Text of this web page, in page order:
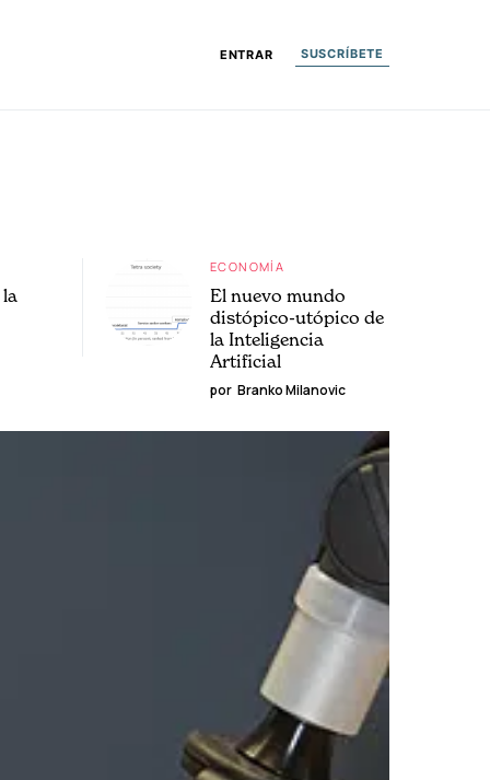
ENTRAR SUSCRÍBETE
ECONOMÍA
El nuevo mundo
distópico-utópico de
la Inteligencia
Artificial
por Branko Milanovic